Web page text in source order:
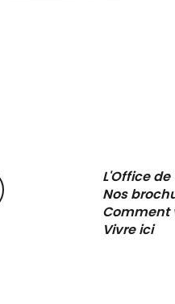
L'Office
Nos
Comment
Vivre ici